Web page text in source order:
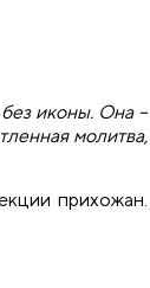
иконы. Она –
молитва,
прихожан.